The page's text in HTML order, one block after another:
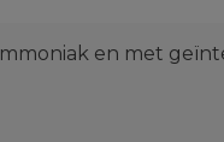
en met